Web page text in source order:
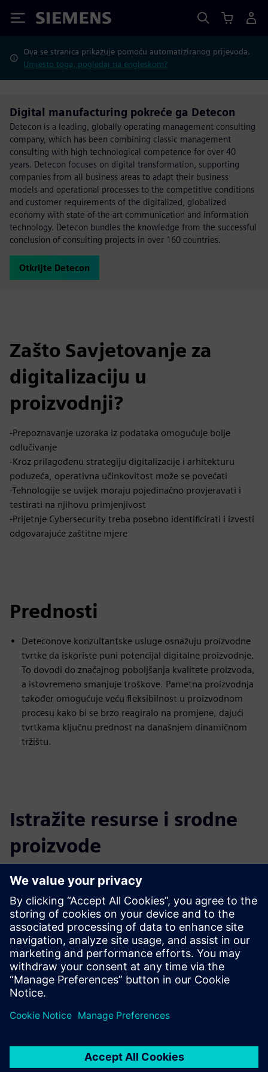
Siemens
Ova se stranica prikazuje pomoću automatiziranog prijevoda.
Umjesto toga, pogledaj na engleskom?
Digital manufacturing pokreće ga Detecon
Detecon is a leading, globally operating management consulting
company, which has been combining classic management
consulting with high technological competence for over 40
years. Detecon focuses on digital transformation, supporting
companies from all business areas to adapt their business
models and operational processes to the competitive conditions
and customer requirements of the digitalized, globalized
economy with state-of-the-art communication and information
technology. Detecon bundles the knowledge from the successful
conclusion of consulting projects in over 160 countries.
Otkrijte Detecon
Zašto Savjetovanje za
digitalizaciju u
proizvodnji?
-Prepoznavanje uzoraka iz podataka omogućuje bolje
odlučivanje
-Kroz prilagođenu strategiju digitalizacije i arhitekturu
poduzeća, operativna učinkovitost može se povećati
-Tehnologije se uvijek moraju pojedinačno provjeravati i
testirati na njihovu primjenjivost
-Prijetnje Cybersecurity treba posebno identificirati i izvesti
odgovarajuće zaštitne mjere
Prednosti
Deteconove konzultantske usluge osnažuju proizvodne
tvrtke da iskoriste puni potencijal digitalne proizvodnje.
To dovodi do značajnog poboljšanja kvalitete proizvoda,
a istovremeno smanjuje troškove. Pametna proizvodnja
također omogućuje veću fleksibilnost u proizvodnom
procesu kako bi se brzo reagiralo na promjene, dajući
tvrtkama ključnu prednost na današnjem dinamičnom
tržištu.
Istražite resurse i srodne
proizvode
Dodatne informacije i resursi
Više informacija
Preduvjeti
nijedan